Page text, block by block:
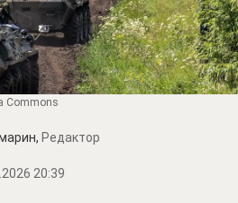
Commons
Редактор
20:39